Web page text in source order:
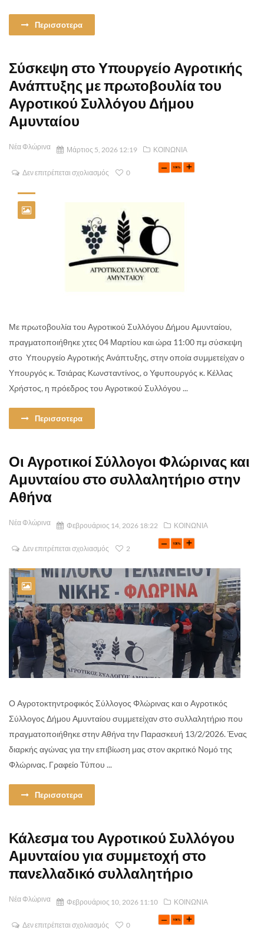
Περισσοτερα
Σύσκεψη στο Υπουργείο Αγροτικής
Ανάπτυξης με πρωτοβουλία του
Αγροτικού Συλλόγου Δήμου
Αμυνταίου
Νέα Φλώρινα Μάρτιος 5, 2026 12:19 ΚΟΙΝΩΝΙΑ
Δεν επιτρέπεται σχολιασμός 0
Με πρωτοβουλία του Αγροτικού Συλλόγου Δήμου Αμυνταίου,
πραγματοποιήθηκε χτες 04 Μαρτίου και ώρα 11:00 πμ σύσκεψη
στο Υπουργείο Αγροτικής Ανάπτυξης, στην οποία συμμετείχαν ο
Υπουργός κ. Τσιάρας Κωνσταντίνος, ο Υφυπουργός κ. Κέλλας
Χρήστος, η πρόεδρος του Αγροτικού Συλλόγου ...
Περισσοτερα
Οι Αγροτικοί Σύλλογοι Φλώρινας και
Αμυνταίου στο συλλαλητήριο στην
Αθήνα
Νέα Φλώρινα Φεβρουάριος 14, 2026 18:22 ΚΟΙΝΩΝΙΑ
Δεν επιτρέπεται σχολιασμός 2
Ο Αγροτοκτηντροφικός Σύλλογος Φλώρινας και ο Αγροτικός
Σύλλογος Δήμου Αμυνταίου συμμετείχαν στο συλλαλητήριο που
πραγματοποιήθηκε στην Αθήνα την Παρασκευή 13/2/2026. Ένας
διαρκής αγώνας για την επιβίωση μας στον ακριτικό Νομό της
Φλώρινας. Γραφείο Τύπου ...
Περισσοτερα
Κάλεσμα του Αγροτικού Συλλόγου
Αμυνταίου για συμμετοχή στο
πανελλαδικό συλλαλητήριο
Νέα Φλώρινα Φεβρουάριος 10, 2026 11:10 ΚΟΙΝΩΝΙΑ
Δεν επιτρέπεται σχολιασμός 0